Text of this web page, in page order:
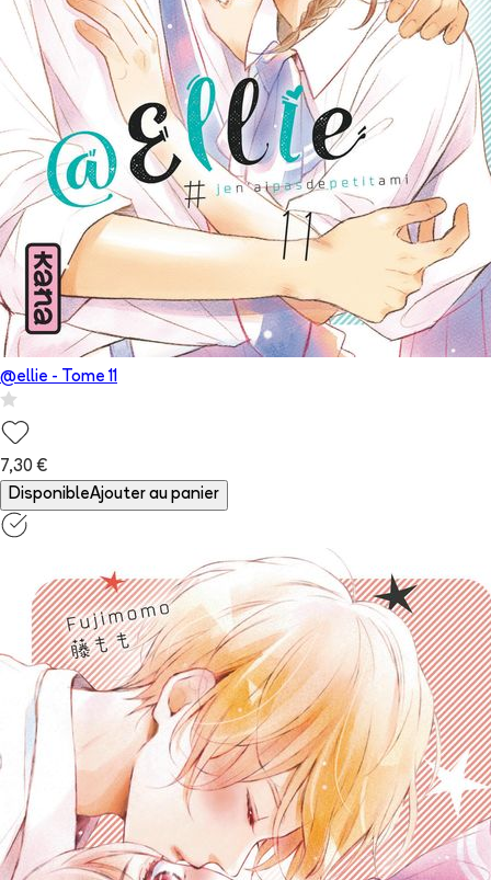
@ellie - Tome 11
7,30 €
DisponibleAjouter au panier